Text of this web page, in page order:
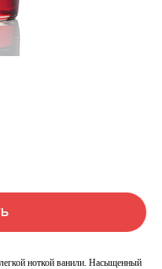
ноткой ванили. Насыщенный